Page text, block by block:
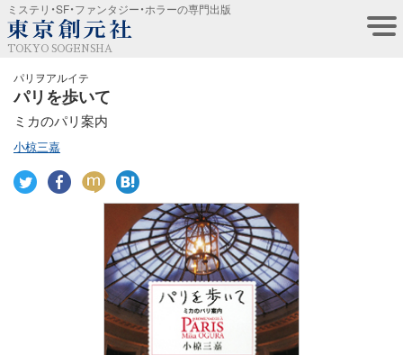
ミステリ・SF・ファンタジー・ホラーの専門出版
TOKYO SOGENSHA
パリヲアルイテ
パリを歩いて
ミカのパリ案内
小椋三嘉